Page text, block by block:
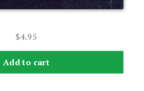
$4.95
Add to cart